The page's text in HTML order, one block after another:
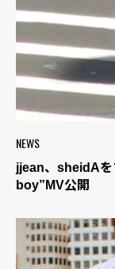
NEWS
jjean、sheidAを
boy”MV公開